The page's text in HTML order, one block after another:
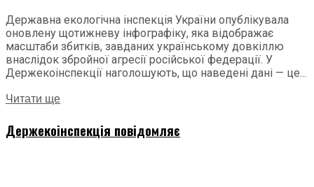
Державна екологічна інспекція України опублікувала
оновлену щотижневу інфографіку, яка відображає
масштаби збитків, завданих українському довкіллю
внаслідок збройної агресії російської федерації. У
Держекоінспекції наголошують, що наведені дані — це...
Читати ще
Держекоінспекція повідомляє